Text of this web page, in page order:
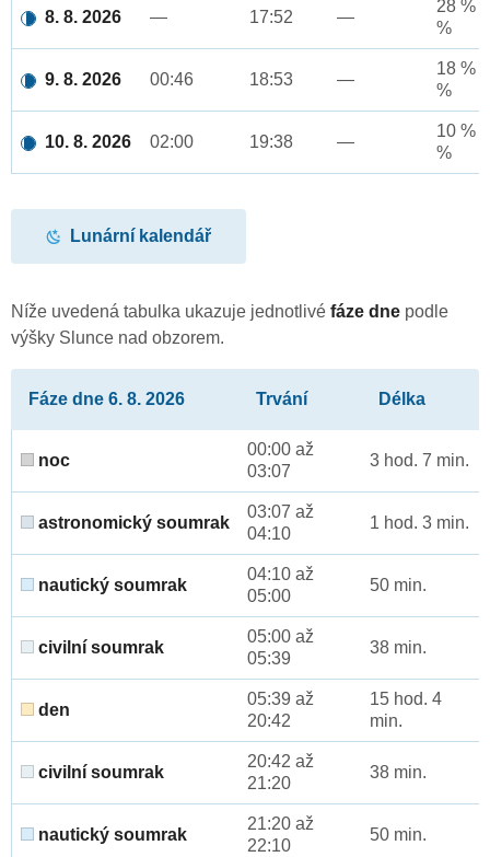
8. 8. 2026 — 17:52 —
28 %
%
9. 8. 2026 00:46 18:53 —
18 %
%
10. 8. 2026 02:00 19:38 —
10 %
%
Lunární kalendář
Níže uvedená tabulka ukazuje jednotlivé fáze dne podle
výšky Slunce nad obzorem.
Fáze dne 6. 8. 2026 Trvání Délka
noc
00:00 až
03:07
3 hod. 7 min.
astronomický soumrak
03:07 až
04:10
1 hod. 3 min.
nautický soumrak
04:10 až
05:00
50 min.
civilní soumrak
05:00 až
05:39
38 min.
den
05:39 až
20:42
15 hod. 4
min.
civilní soumrak
20:42 až
21:20
38 min.
nautický soumrak
21:20 až
22:10
50 min.